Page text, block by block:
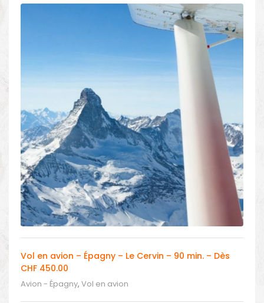
Vol en avion – Épagny – Le Cervin – 90 min. – Dès
CHF 450.00
Avion - Épagny, Vol en avion